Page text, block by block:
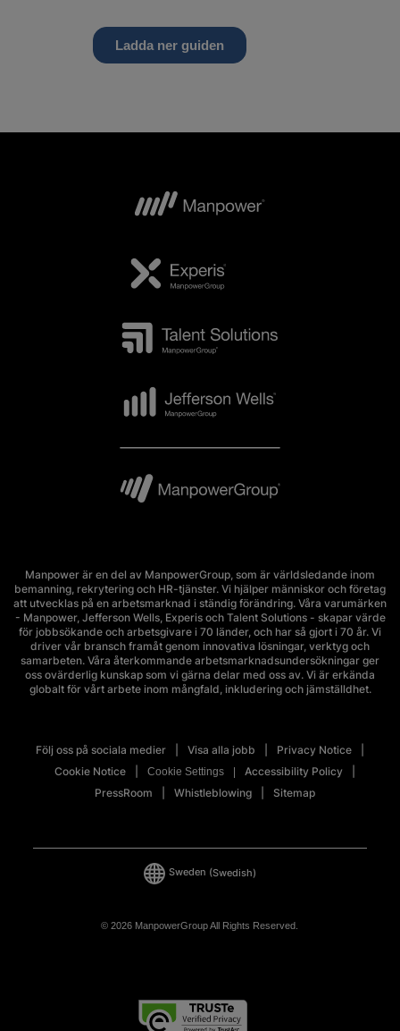
Manpower är en del av ManpowerGroup, som är världsledande inom
bemanning, rekrytering och HR-tjänster. Vi hjälper människor och företag
att utvecklas på en arbetsmarknad i ständig förändring. Våra varumärken
- Manpower, Jefferson Wells, Experis och Talent Solutions - skapar värde
för jobbsökande och arbetsgivare i 70 länder, och har så gjort i 70 år. Vi
driver vår bransch framåt genom innovativa lösningar, verktyg och
samarbeten. Våra återkommande arbetsmarknadsundersökningar ger
oss ovärderlig kunskap som vi gärna delar med oss av. Vi är erkända
globalt för vårt arbete inom mångfald, inkludering och jämställdhet.
Följ oss på sociala medier Visa alla jobb
Privacy Notice
Cookie Notice
Cookie Settings
Accessibility Policy
PressRoom
Whistleblowing Sitemap
© 2026 ManpowerGroup All Rights Reserved.
Sweden (Swedish)